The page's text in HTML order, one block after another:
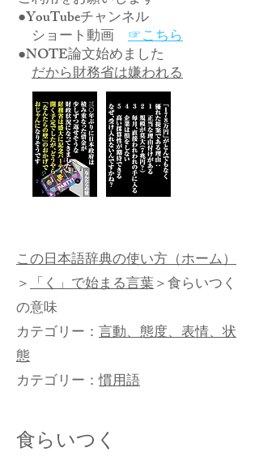
●YouTubeチャンネル
ショート動画 ☞こちら
●NOTE論文始めました
だから財務省は嫌われる
この日本語辞典の使い方（ホーム）
＞「く」で始まる言葉＞食らいつく
の意味
カテゴリー： 言動、態度、表情、状
態
カテゴリー：慣用語
食らいつく